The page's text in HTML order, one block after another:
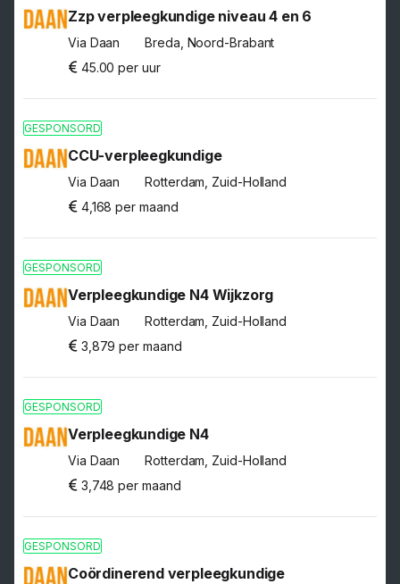
Zzp verpleegkundige niveau 4 en 6
Via Daan
Breda, Noord-Brabant
45.00 per uur
GESPONSORD
CCU-verpleegkundige
Via Daan
Rotterdam, Zuid-Holland
4,168 per maand
GESPONSORD
Verpleegkundige N4 Wijkzorg
Via Daan
Rotterdam, Zuid-Holland
3,879 per maand
GESPONSORD
Verpleegkundige N4
Via Daan
Rotterdam, Zuid-Holland
3,748 per maand
GESPONSORD
Coördinerend verpleegkundige